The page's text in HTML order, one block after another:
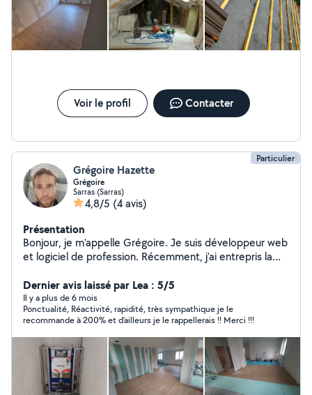
Voir le profil Contacter
Particulier
Grégoire Hazette
Grégoire
Sarras (Sarras)
4,8/5 (4 avis)
Présentation
Bonjour, je m'appelle Grégoire. Je suis développeur web
et logiciel de profession. Récemment, j'ai entrepris la
même une grande partie des travaux. Fort de cette
expérience, je propose désormais mes compétences
en matière de plâtrerie, plomberie et maçonnerie.
Dernier avis laissé par Lea : 5/5
Il y a plus de 6 mois
Ponctualité, Réactivité, rapidité, très sympathique je le
recommande à 200% et d’ailleurs je le rappellerais !! Merci !!!